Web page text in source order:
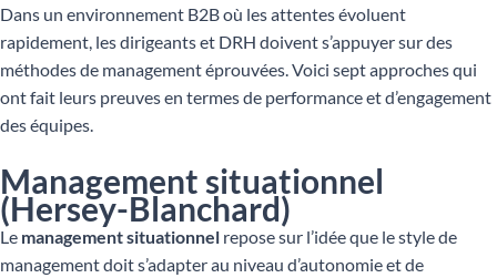
Dans un environnement B2B où les attentes évoluent
rapidement, les dirigeants et DRH doivent s’appuyer sur des
méthodes de management éprouvées. Voici sept approches qui
ont fait leurs preuves en termes de performance et d’engagement
des équipes.
Management situationnel
(Hersey-Blanchard)
Le management situationnel repose sur l’idée que le style de
management doit s’adapter au niveau d’autonomie et de